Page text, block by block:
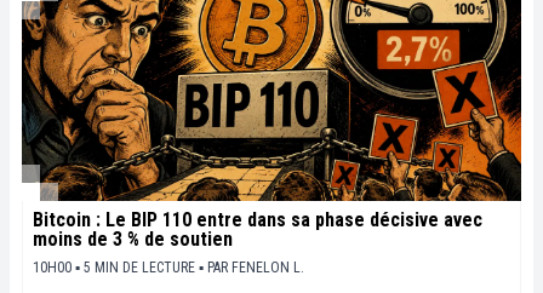
Bitcoin : Le BIP 110 entre dans sa phase décisive avec
moins de 3 % de soutien
10H00 ▪ 5 MIN DE LECTURE ▪ PAR FENELON L.